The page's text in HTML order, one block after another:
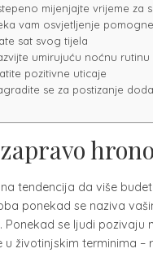
mijenjajte vrijeme za
vam osvjetljenje
sat svog tijela
umirujuću noćnu rutinu
pozitivne uticaje
se za postizanje
tendencija da više
ponekad se naziva
Ponekad se ljudi pozivaju
u životinjskim terminima –